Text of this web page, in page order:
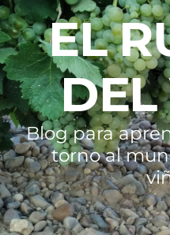
EL
Blog para
torno al